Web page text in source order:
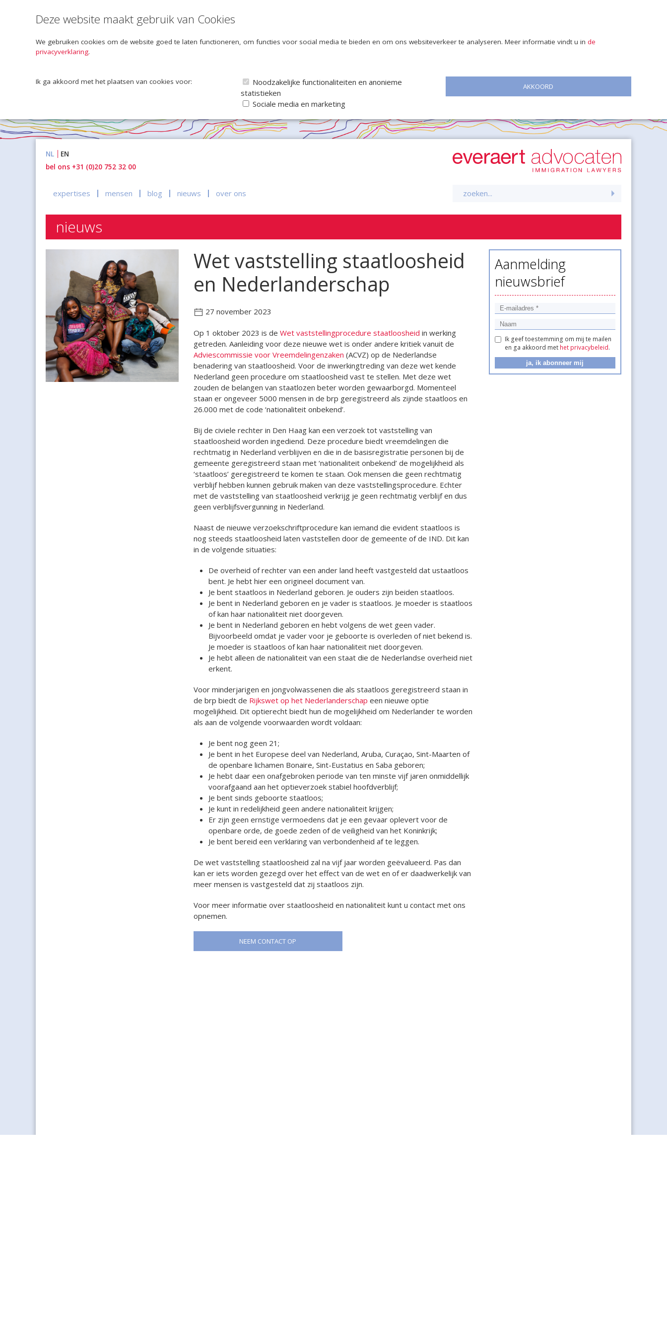
Deze website maakt gebruik van Cookies
We gebruiken cookies om de website goed te laten functioneren, om functies voor social media te bieden en om ons websiteverkeer te analyseren. Meer informatie vindt u in de
privacyverklaring.
Ik ga akkoord met het plaatsen van cookies voor:
Noodzakelijke functionaliteiten en anonieme
statistieken
Sociale media en marketing
AKKOORD
inhoud
NL
EN
bel ons +31 (0)20 752 32 00
expertises mensen blog nieuws over ons
Zoeken
nieuws
Wet vaststelling staatloosheid
en Nederlanderschap
27 november 2023
Op 1 oktober 2023 is de Wet vaststellingprocedure staatloosheid in werking
getreden. Aanleiding voor deze nieuwe wet is onder andere kritiek vanuit de
Adviescommissie voor Vreemdelingenzaken (ACVZ) op de Nederlandse
benadering van staatloosheid. Voor de inwerkingtreding van deze wet kende
Nederland geen procedure om staatloosheid vast te stellen. Met deze wet
zouden de belangen van staatlozen beter worden gewaarborgd. Momenteel
staan er ongeveer 5000 mensen in de brp geregistreerd als zijnde staatloos en
26.000 met de code ‘nationaliteit onbekend’.
Bij de civiele rechter in Den Haag kan een verzoek tot vaststelling van
staatloosheid worden ingediend. Deze procedure biedt vreemdelingen die
rechtmatig in Nederland verblijven en die in de basisregistratie personen bij de
gemeente geregistreerd staan met ‘nationaliteit onbekend’ de mogelijkheid als
‘staatloos’ geregistreerd te komen te staan. Ook mensen die geen rechtmatig
verblijf hebben kunnen gebruik maken van deze vaststellingsprocedure. Echter
met de vaststelling van staatloosheid verkrijg je geen rechtmatig verblijf en dus
geen verblijfsvergunning in Nederland.
Naast de nieuwe verzoekschriftprocedure kan iemand die evident staatloos is
nog steeds staatloosheid laten vaststellen door de gemeente of de IND. Dit kan
in de volgende situaties:
De overheid of rechter van een ander land heeft vastgesteld dat ustaatloos
bent. Je hebt hier een origineel document van.
Je bent staatloos in Nederland geboren. Je ouders zijn beiden staatloos.
Je bent in Nederland geboren en je vader is staatloos. Je moeder is staatloos
of kan haar nationaliteit niet doorgeven.
Je bent in Nederland geboren en hebt volgens de wet geen vader.
Bijvoorbeeld omdat je vader voor je geboorte is overleden of niet bekend is.
Je moeder is staatloos of kan haar nationaliteit niet doorgeven.
Je hebt alleen de nationaliteit van een staat die de Nederlandse overheid niet
erkent.
Voor minderjarigen en jongvolwassenen die als staatloos geregistreerd staan in
de brp biedt de Rijkswet op het Nederlanderschap een nieuwe optie
mogelijkheid. Dit optierecht biedt hun de mogelijkheid om Nederlander te worden
als aan de volgende voorwaarden wordt voldaan:
Je bent nog geen 21;
Je bent in het Europese deel van Nederland, Aruba, Curaçao, Sint-Maarten of
de openbare lichamen Bonaire, Sint-Eustatius en Saba geboren;
Je hebt daar een onafgebroken periode van ten minste vijf jaren onmiddellijk
voorafgaand aan het optieverzoek stabiel hoofdverblijf;
Je bent sinds geboorte staatloos;
Je kunt in redelijkheid geen andere nationaliteit krijgen;
Er zijn geen ernstige vermoedens dat je een gevaar oplevert voor de
openbare orde, de goede zeden of de veiligheid van het Koninkrijk;
Je bent bereid een verklaring van verbondenheid af te leggen.
De wet vaststelling staatloosheid zal na vijf jaar worden geëvalueerd. Pas dan
kan er iets worden gezegd over het effect van de wet en of er daadwerkelijk van
meer mensen is vastgesteld dat zij staatloos zijn.
Voor meer informatie over staatloosheid en nationaliteit kunt u contact met ons
opnemen.
NEEM CONTACT OP
Aanmelding
nieuwsbrief
Ik geef toestemming om mij te mailen
en ga akkoord met het privacybeleid.